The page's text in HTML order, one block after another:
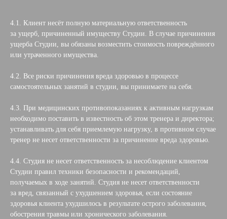
4.1. Клиент несёт полную материальную ответственность
за ущерб, причиненный имуществу Студии. В случае причинения
ущерба Студии, вы обязаны возместить стоимость повреждённого
или утраченного имущества.
4.2. Все риски причинения вреда здоровью в процессе
самостоятельных занятий в студии, вы принимаете на себя.
4.3. При медицинских противопоказаниях к активным нагрузкам
необходимо поставить в известность об этом тренера и директора;
устанавливать для себя приемлемую нагрузку, в противном случае
тренер не несет ответственности за причинение вреда здоровью.
4.4. Студия не несет ответственность за несоблюдение клиентом
Студии правил техники безопасности и рекомендаций,
получаемых в ходе занятий. Студия не несет ответственности
за вред, связанный с ухудшением здоровья, если состояние
здоровья клиента ухудшилось в результате острого заболевания,
обострения травмы или хронического заболевания.